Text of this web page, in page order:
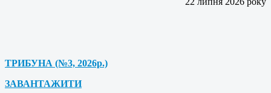
ТРИБУНА (№3, 2026р.)
ЗАВАНТАЖИТИ